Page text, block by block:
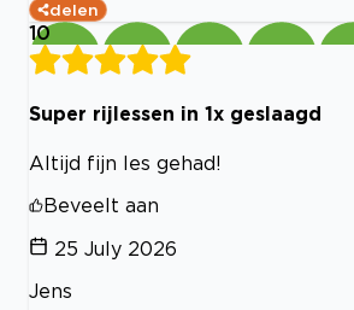
delen
10
Super rijlessen in 1x geslaagd
Altijd fijn les gehad!
Beveelt aan
25 July 2026
Jens